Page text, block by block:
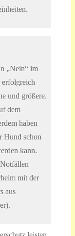
„Nein“ im
und größere.
dem
haben
Hund schon
kann.
mit der
aus